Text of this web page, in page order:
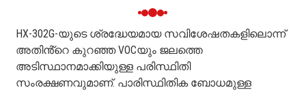
HX-302G-യുടെ ശ്രദ്ധേയമായ സവിശേഷതകളിലൊന്ന്
അതിൻ്റെ കുറഞ്ഞ VOCയും ജലത്തെ
അടിസ്ഥാനമാക്കിയുള്ള പരിസ്ഥിതി
സംരക്ഷണവുമാണ്. പാരിസ്ഥിതിക ബോധമുള്ള